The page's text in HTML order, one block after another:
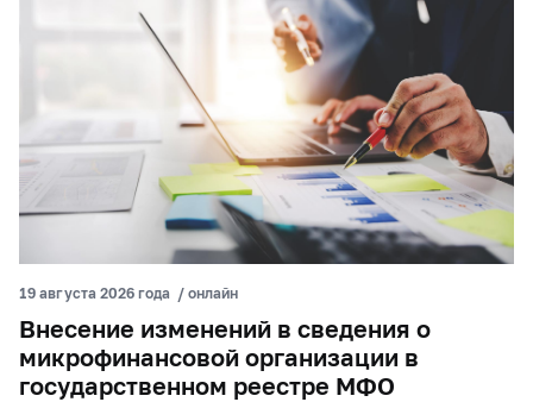
19 августа 2026 года / онлайн
Внесение изменений в сведения о
микрофинансовой организации в
государственном реестре МФО